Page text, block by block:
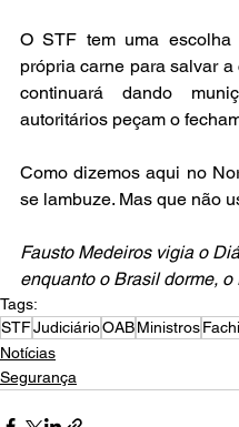
O STF tem uma
própria carne para salvar
continuará dando
autoritários peçam o
Como dizemos aqui no
se lambuze. Mas que não
Fausto Medeiros vigia o
enquanto o Brasil dorme,
Tags:
STFJudiciárioOABMinistros
Notícias
Segurança